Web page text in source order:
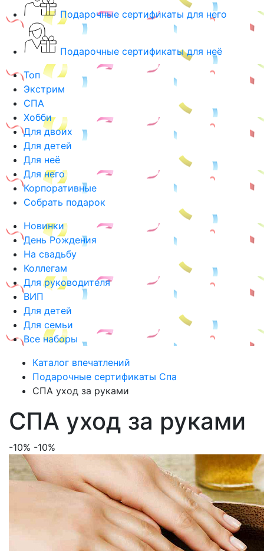
Подарочные сертификаты для него
Подарочные сертификаты для неё
Топ
Экстрим
СПА
Хобби
Для двоих
Для детей
Для неё
Для него
Корпоративные
Собрать подарок
Новинки
День Рождения
На свадьбу
Коллегам
Для руководителя
ВИП
Для детей
Для семьи
Все наборы
Каталог впечатлений
Подарочные сертификаты Спа
СПА уход за руками
СПА уход за руками
-10% -10%